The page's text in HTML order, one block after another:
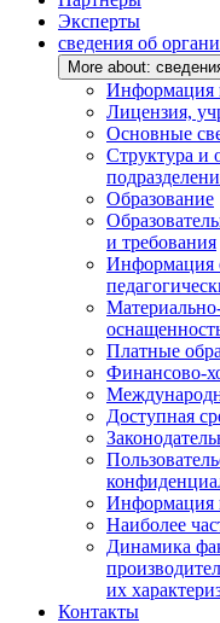
Эксперты
сведения об
More about:
Информация
Лицензия,
Основные
Структура и
Образование
и требования
Информация
Платные
Финансово-
Доступная
Информация
Наиболее
Динамика
их
Контакты